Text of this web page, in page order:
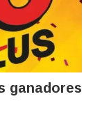
ganadores